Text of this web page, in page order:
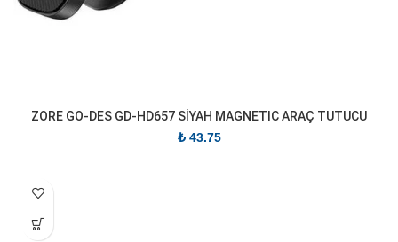
ZORE GO-DES GD-HD657 SİYAH MAGNETIC ARAÇ TUTUCU
₺43.75